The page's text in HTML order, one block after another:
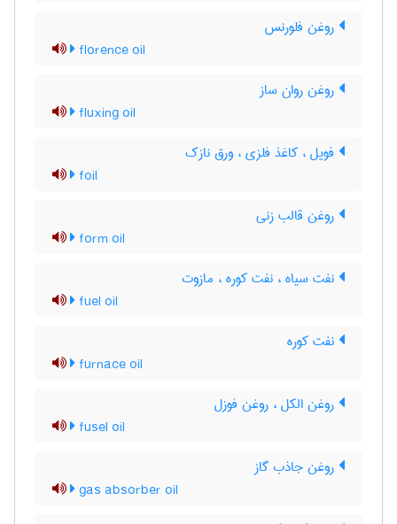
روغن فلورنس
florence oil
روغن روان ساز
fluxing oil
فویل ، کاغذ فلزی ، ورق نازک
foil
روغن قالب زنی
form oil
نفت سیاه ، نفت کوره ، مازوت
fuel oil
نفت کوره
furnace oil
روغن الکل ، روغن فوزل
fusel oil
روغن جاذب گاز
gas absorber oil